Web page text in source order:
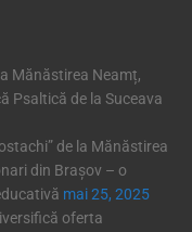
Mănăstirea Neamț,
Psaltică de la Suceava
de la Mănăstirea
din Brașov – o
mai 25, 2025
oferta